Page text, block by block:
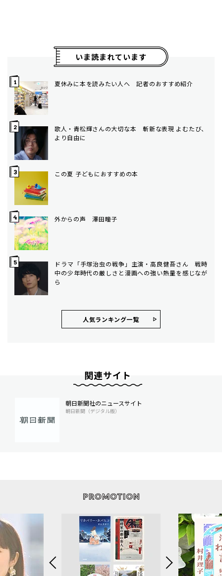
いま読まれています
夏休みに本を読みたい人へ 記者のおすすめ紹介
歌人・青松輝さんの大切な本 斬新な表現 よむたび、
より自由に
この夏 子どもにおすすめの本
外からの声 澤田瞳子
ドラマ「手塚治虫の戦争」主演・高良健吾さん 戦時
中の少年時代の厳しさと漫画への強い熱量を感じなが
ら
人気ランキング⼀覧
関連サイト
朝日新聞社のニュースサイト
朝日新聞（デジタル版）